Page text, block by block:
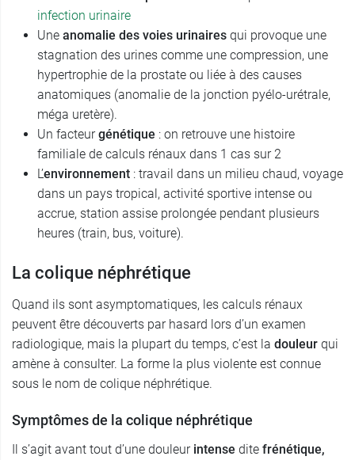
infection urinaire
Une anomalie des voies urinaires qui provoque une
stagnation des urines comme une compression, une
hypertrophie de la prostate ou liée à des causes
anatomiques (anomalie de la jonction pyélo-urétrale,
méga uretère).
Un facteurgénétique : on retrouve une histoire
familiale de calculs rénaux dans 1 cas sur 2
L’environnement : travail dans un milieu chaud, voyage
dans un pays tropical, activité sportive intense ou
accrue, station assise prolongée pendant plusieurs
heures (train, bus, voiture).
La colique néphrétique
Quand ils sont asymptomatiques, les calculs rénaux
peuvent être découverts par hasard lors d’un examen
radiologique, mais la plupart du temps, c’est la douleur qui
amène à consulter. La forme la plus violente est connue
sous le nom de colique néphrétique.
Symptômes de la colique néphrétique
Il s’agit avant tout d’une douleur intense dite frénétique,